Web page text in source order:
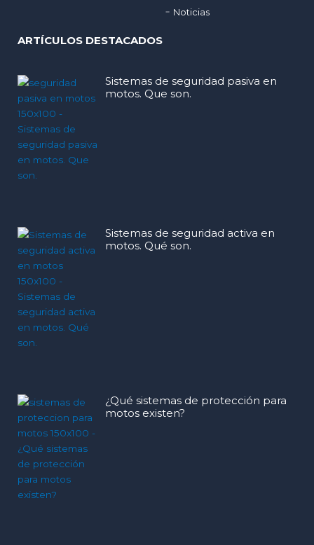
Noticias
ARTÍCULOS DESTACADOS
Sistemas de seguridad pasiva en
motos. Que son.
Sistemas de seguridad activa en
motos. Qué son.
¿Qué sistemas de protección para
motos existen?